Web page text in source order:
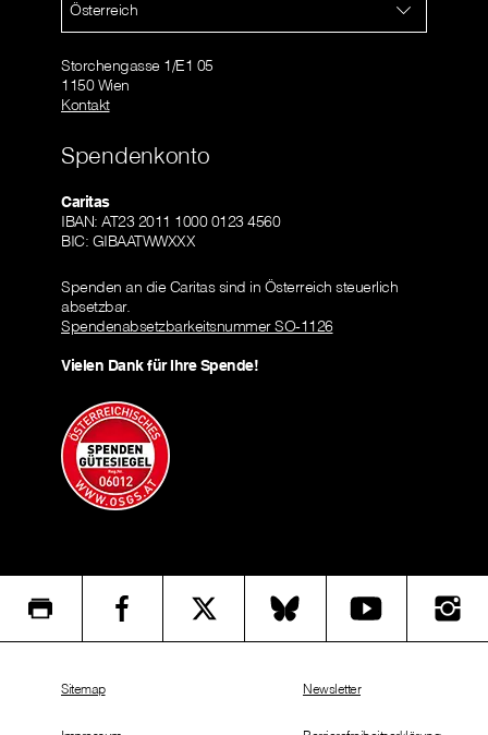
Österreich
Storchengasse 1/E1 05
1150 Wien
Kontakt
Spendenkonto
Caritas
IBAN: AT23 2011 1000 0123 4560
BIC: GIBAATWWXXX
Spenden an die Caritas sind in Österreich steuerlich
absetzbar.
Spendenabsetzbarkeitsnummer SO-1126
Vielen Dank für Ihre Spende!
Sitemap Newsletter